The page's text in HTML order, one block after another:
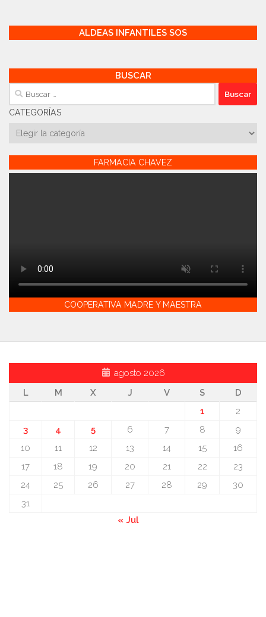
ALDEAS INFANTILES SOS
BUSCAR
Buscar:
CATEGORÍAS
Categorías
FARMACIA CHAVEZ
COOPERATIVA MADRE Y MAESTRA
agosto 2026
L
M X J V S
D
1
2
3
4 5 6 7 8
9
10
11 12 13 14 15
16
17
18 19 20 21 22
23
24
25 26 27 28 29
30
31
« Jul